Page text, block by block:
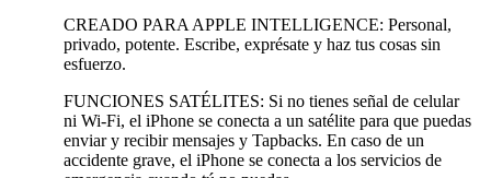
CREADO PARA APPLE INTELLIGENCE: Personal,
privado, potente. Escribe, exprésate y haz tus cosas sin
esfuerzo.
FUNCIONES SATÉLITES: Si no tienes señal de celular
ni Wi-Fi, el iPhone se conecta a un satélite para que puedas
enviar y recibir mensajes y Tapbacks. En caso de un
accidente grave, el iPhone se conecta a los servicios de